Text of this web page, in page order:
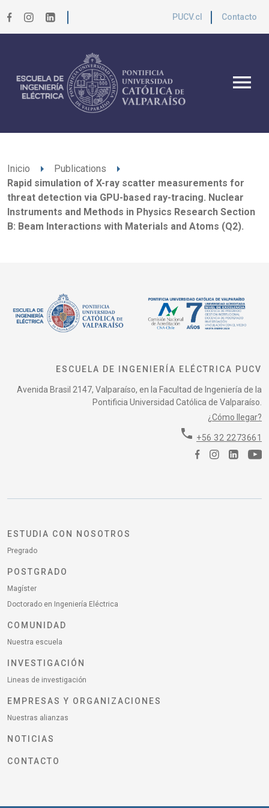
PUCV.cl Contacto
menu
Inicio arrow_right Publications arrow_right
Rapid simulation of X-ray scatter measurements for
threat detection via GPU-based ray-tracing. Nuclear
Instruments and Methods in Physics Research Section
B: Beam Interactions with Materials and Atoms (Q2).
ESCUELA DE INGENIERÍA ELÉCTRICA PUCV
Avenida Brasil 2147, Valparaíso, en la Facultad de Ingeniería de la
Pontificia Universidad Católica de Valparaíso.
¿Cómo llegar?
phone +56 32 2273661
ESTUDIA CON NOSOTROS
Pregrado
POSTGRADO
Magíster
Doctorado en Ingeniería Eléctrica
COMUNIDAD
Nuestra escuela
INVESTIGACIÓN
Lineas de investigación
EMPRESAS Y ORGANIZACIONES
Nuestras alianzas
NOTICIAS
CONTACTO